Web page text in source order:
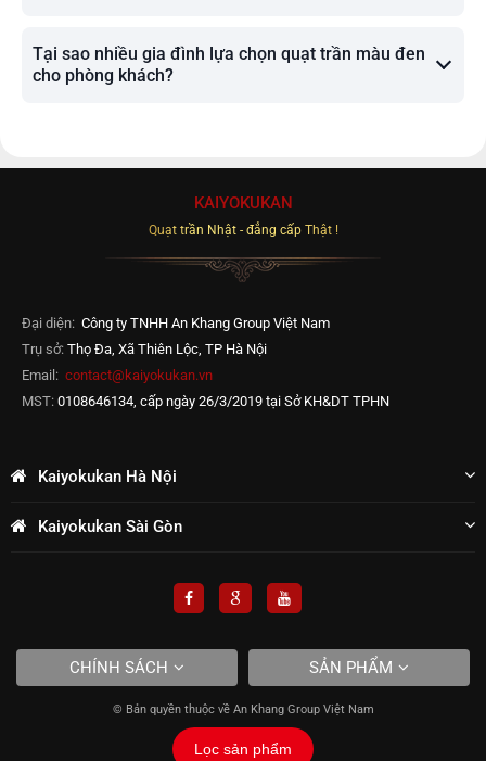
Lọc sản phẩm
Tại sao nhiều gia đình lựa chọn quạt trần màu đen
cho phòng khách?
KAIYOKUKAN
Quạt trần Nhật - đẳng cấp Thật !
Đại diện: Công ty TNHH An Khang Group Việt Nam
Trụ sở: Thọ Đa, Xã Thiên Lộc, TP Hà Nội
Email: contact@kaiyokukan.vn
MST: 0108646134, cấp ngày 26/3/2019 tại Sở KH&DT TPHN
Kaiyokukan Hà Nội
Kaiyokukan Sài Gòn
CHÍNH SÁCH SẢN PHẨM
© Bản quyền thuộc về An Khang Group Việt Nam